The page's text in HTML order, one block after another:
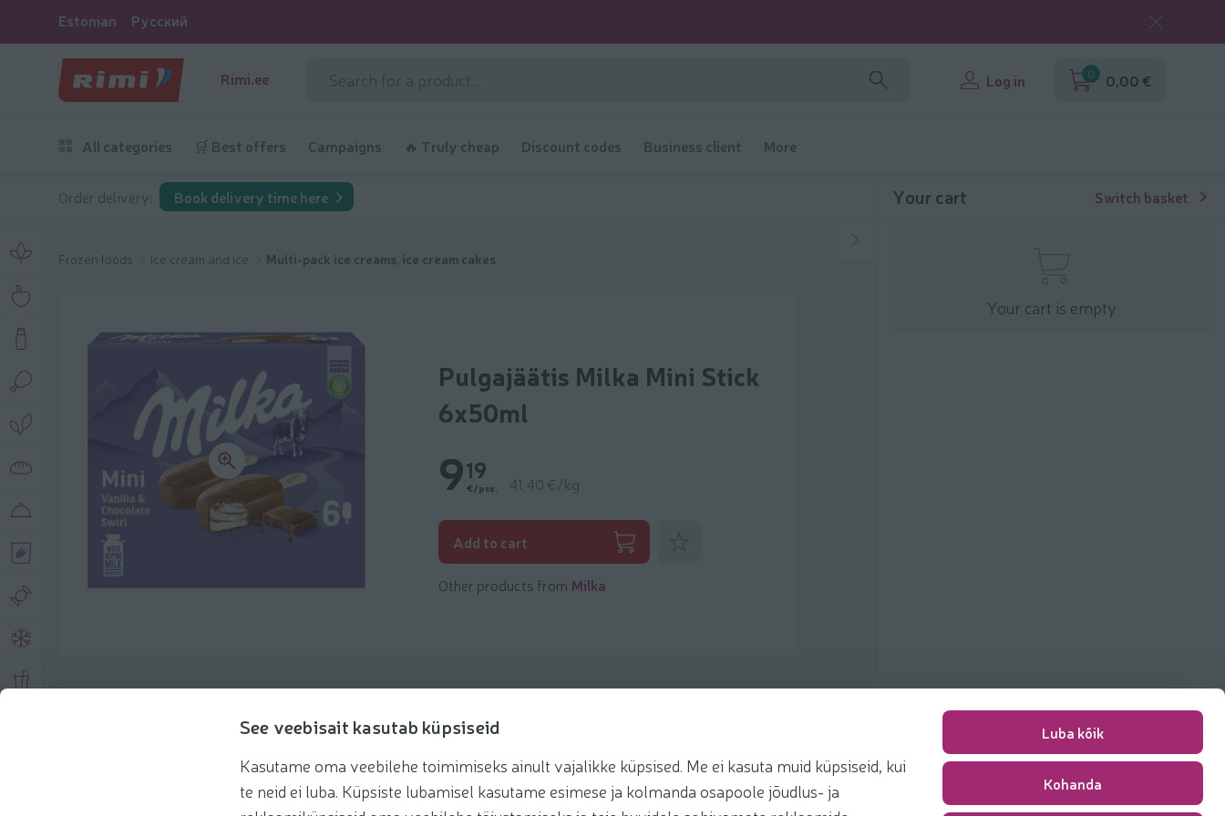
See veebisait kasutab küpsiseid
Kasutame oma veebilehe toimimiseks ainult vajalikke küpsised. Me ei kasuta muid küpsiseid, kui
te neid ei luba. Küpsiste lubamisel kasutame esimese ja kolmanda osapoole jõudlus- ja
Luba kõik
Kohanda
Estonian Русский
Rimi.ee Log in 0 0,00 €
All categories 🛒 Best offers Campaigns 🔥 Truly cheap Discount codes Business client More
Order delivery: Book delivery time here
Frozen foods Ice cream and ice Multi-pack ice creams, ice cream cakes
Pulgajäätis Milka Mini Stick
6x50ml
919
€/pcs. 41,40 €/kg
Add to cart
Other products from Milka
Recommendations Recipes
Your cart Switch basket
Your cart is empty